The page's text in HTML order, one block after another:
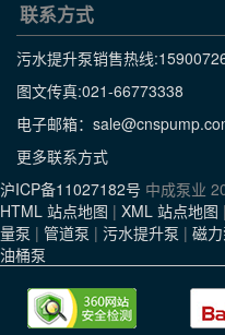
联系方式
污水提升泵销售热线:
图文传真:021-66773338
电子邮箱：
更多联系方式
沪ICP备11027182号 中成泵业
HTML 站点地图 | XML 站点地图 |
量泵 | 管道泵 | 污水提升泵 | 磁
油桶泵